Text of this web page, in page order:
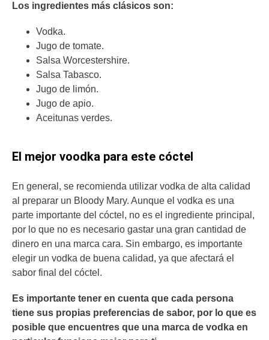
Los ingredientes más clásicos son:
Vodka.
Jugo de tomate.
Salsa Worcestershire.
Salsa Tabasco.
Jugo de limón.
Jugo de apio.
Aceitunas verdes.
El mejor voodka para este cóctel
En general, se recomienda utilizar vodka de alta calidad
al preparar un Bloody Mary. Aunque el vodka es una
parte importante del cóctel, no es el ingrediente principal,
por lo que no es necesario gastar una gran cantidad de
dinero en una marca cara. Sin embargo, es importante
elegir un vodka de buena calidad, ya que afectará el
sabor final del cóctel.
Es importante tener en cuenta que cada persona
tiene sus propias preferencias de sabor, por lo que es
posible que encuentres que una marca de vodka en